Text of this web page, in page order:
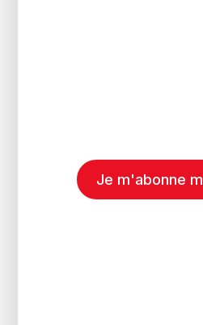
Je m'abonne